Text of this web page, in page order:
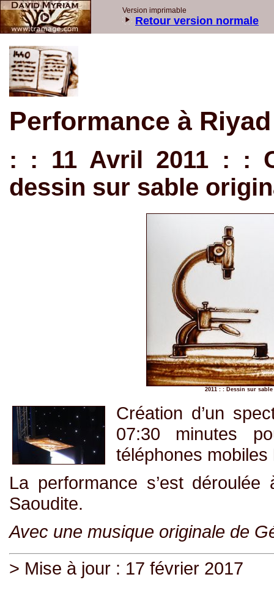
Performance à Riyad
: : 11 Avril 2011 : :
dessin sur sable
2011 : : Dessin sur
Création d’un
07:30 minutes
téléphones mobiles
La performance s’est
Saoudite.
Avec une musique originale de
> Mise à jour : 17 février 2017
Version imprimable
Retour version normale